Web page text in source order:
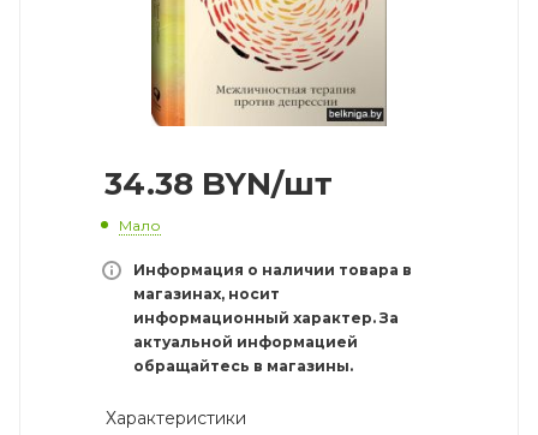
34.38 BYN/шт
Мало
Информация о наличии товара в
магазинах, носит
информационный характер. За
актуальной информацией
обращайтесь в магазины.
Характеристики